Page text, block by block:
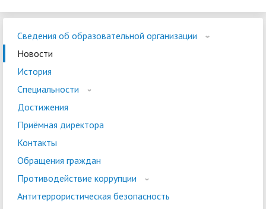
Сведения об образовательной организации
Новости
История
Специальности
Достижения
Приёмная директора
Контакты
Обращения граждан
Противодействие коррупции
Антитеррористическая безопасность